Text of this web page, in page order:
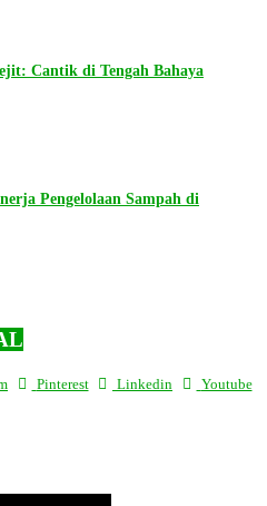
Cantik di Tengah Bahaya
Pengelolaan Sampah di
Pinterest Linkedin Youtube